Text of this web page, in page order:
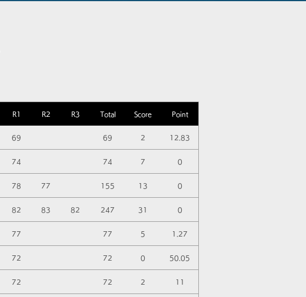
R1 R2 R3 Total Score Point
69 69 2 12.83
74 74 7 0
78 77 155 13 0
82 83 82 247 31 0
77 77 5 1.27
72 72 0 50.05
72 72 2 11